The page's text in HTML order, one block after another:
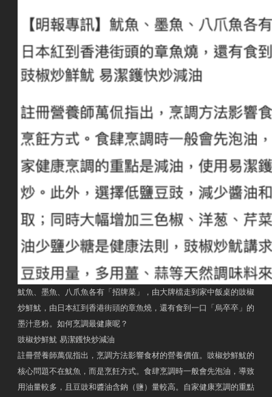
魷魚、墨魚、八爪魚各有「招牌菜」，由大牌檔走到家中飯桌的豉椒
炒鮮魷，由日本紅到香港街頭的章魚燒，還有食到一口「烏卒卒」的
墨汁意粉。如何烹調最健康呢？
豉椒炒鮮魷 易潔鑊快炒減油
註冊營養師萬侃指出，烹調方法影響食材的營養價值。豉椒炒鮮魷的
核心問題不在魷魚，而是烹飪方式。食肆烹調時一般會先泡油，導致
用油量較多，且豆豉和醬油含鈉（鹽）量較高。自家健康烹調的重點